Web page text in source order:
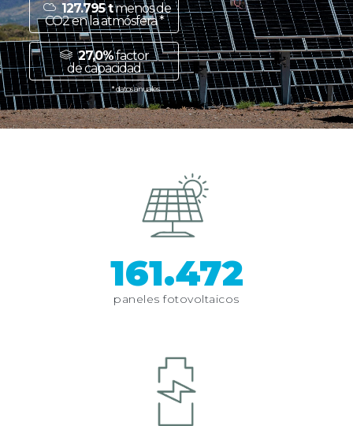
* datos anuales
127.795 tmenos de
CO2 en la atmósfera *
27,0%factor
de capacidad
161.472
paneles fotovoltaicos